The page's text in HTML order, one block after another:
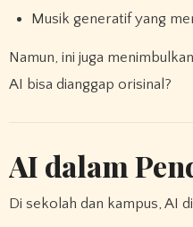
Musik generatif yang
Namun, ini juga
AI bisa dianggap orisinal?
AI dalam
Di sekolah dan kampus, AI